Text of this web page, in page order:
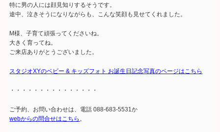
特に男の人には顔見知りするそうです。
途中、泣きそうになりながらも、こんな笑顔も見せてくれました。
M様、子育て頑張ってくださいね。
大きく育ってね。
ご来店ありがとうございました。
スタジオXYのベビー & キッズフォト お誕生日記念写真のページはこちら
・・・・・・・・・・・・・・・
ご予約、お問い合わせは、電話 088-683-5531か
webからの問合せはこちら 。